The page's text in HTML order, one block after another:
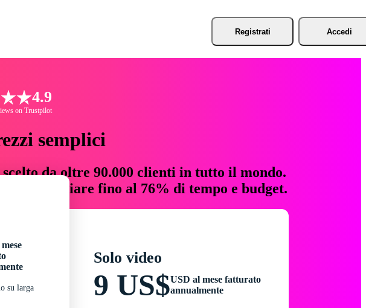
Registrati Accedi
4.9
on Trustpilot
semplici
da oltre 90.000 clienti in tutto il mondo.
risparmiare fino al 76% di tempo e budget.
su larga
Solo video
9 US$USD al mese fatturato
annualmente